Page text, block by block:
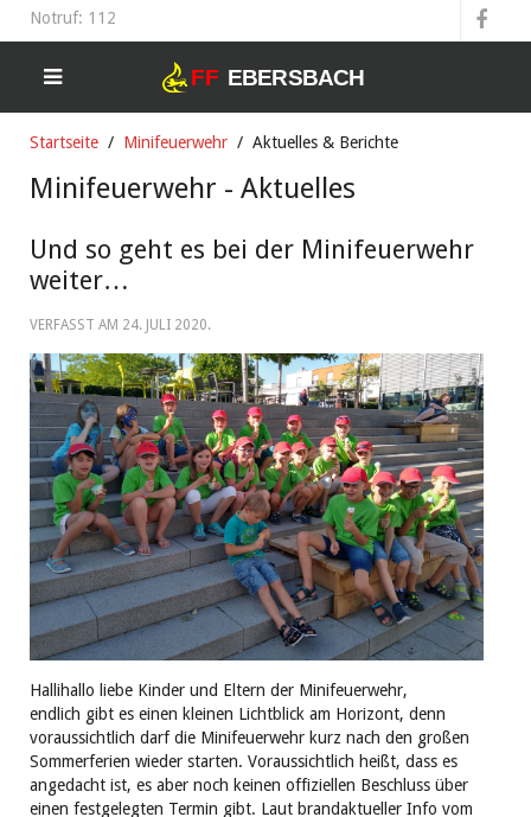
Notruf: 112
Startseite Minifeuerwehr Aktuelles & Berichte
Minifeuerwehr - Aktuelles
Und so geht es bei der Minifeuerwehr
weiter…
VERFASST AM 24. JULI 2020.
Hallihallo liebe Kinder und Eltern der Minifeuerwehr,
endlich gibt es einen kleinen Lichtblick am Horizont, denn
voraussichtlich darf die Minifeuerwehr kurz nach den großen
Sommerferien wieder starten. Voraussichtlich heißt, dass es
angedacht ist, es aber noch keinen offiziellen Beschluss über
einen festgelegten Termin gibt. Laut brandaktueller Info vom